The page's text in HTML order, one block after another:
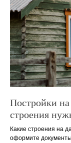
Постройки
строения
Какие строения на
оформите